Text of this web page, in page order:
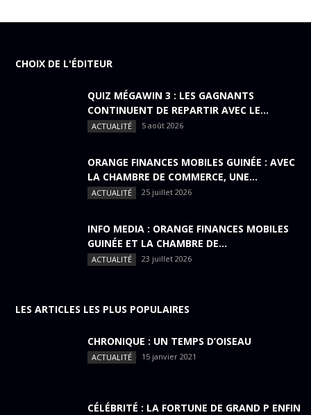
CHOIX DE L'ÉDITEUR
QUIZ MÉGAWIN 3 : LES GAGNANTS
CONTINUENT DE REPARTIR AVEC LE...
ACTUALITÉ 5 août 2026
ORANGE FINANCES MOBILES GUINÉE : AVEC
LA CHAMBRE DE COMMERCE, UNE...
ACTUALITÉ 25 juillet 2026
INFO MEDIA : ORANGE FINANCES MOBILES
GUINÉE ET LA CHAMBRE DE...
ACTUALITÉ 23 juillet 2026
LES ARTICLES LES PLUS POPULAIRES
CHRONIQUE : UN TEMPS D’OISEAU
ACTUALITÉ 15 janvier 2021
CÉLÉBRITÉ : LA FORTUNE DE GRAND P ENFIN